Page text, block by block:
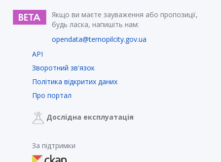
Якщо ви маєте зауваження або пропозиції,
будь ласка, напишіть нам:
opendata@ternopilcity.gov.ua
API
Зворотний зв'язок
Політика відкритих даних
Про портал
Дослідна експлуатація
За підтримки